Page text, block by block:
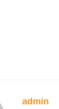
admin